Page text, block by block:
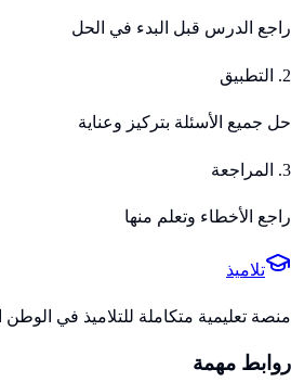
راجع الدرس قبل البدء في الحل
2. التطبيق
حل جميع الأسئلة بتركيز وعناية
3. المراجعة
راجع الأخطاء وتعلم منها
تلاميذ
منصة تعليمية متكاملة للتلاميذ في
روابط مهمة